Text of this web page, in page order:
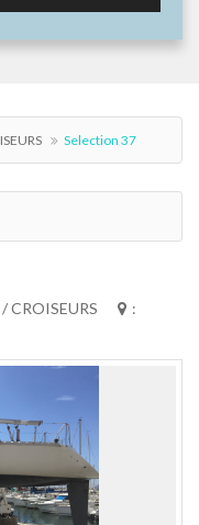
Selection 37
CROISEURS
: